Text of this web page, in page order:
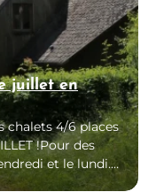
juillet en
chalets 4/6 places
!Pour des
et le lundi.
et dans la limite